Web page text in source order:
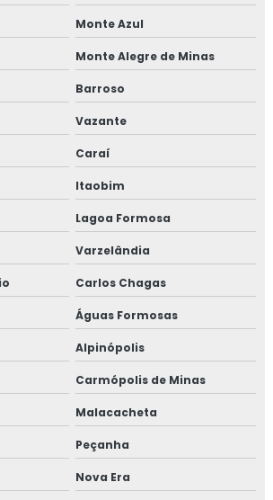
de fornecedores alergênicos
market
2020
com certificado
de acordo com os requisitos do
APPCC
APPCC com foco no BRCGS
codex alimentarius
food
Monte Azul
Monte Alegre de Minas
Barroso
Vazante
Caraí
Itaobim
Lagoa Formosa
Varzelândia
Carlos Chagas
Águas Formosas
Alpinópolis
Carmópolis de Minas
Malacacheta
Peçanha
Nova Era